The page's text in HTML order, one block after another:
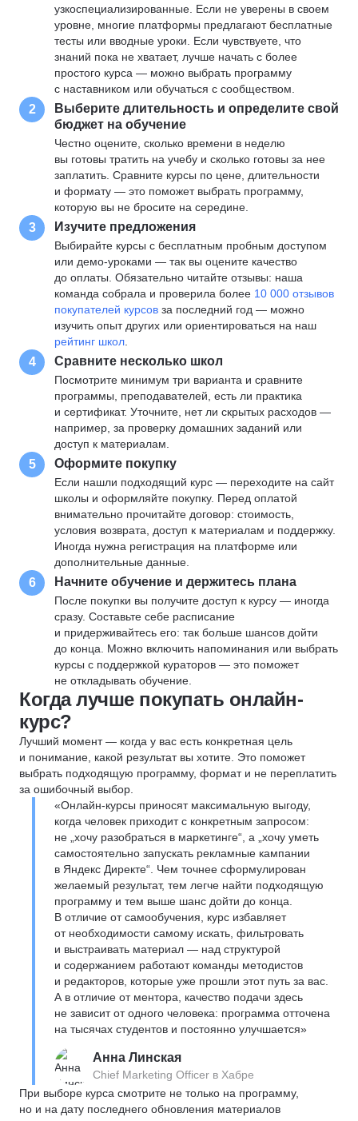
узкоспециализированные. Если не уверены в своем
уровне, многие платформы предлагают бесплатные
тесты или вводные уроки. Если чувствуете, что
знаний пока не хватает, лучше начать с более
простого курса — можно выбрать программу
с наставником или обучаться с сообществом.
2
Выберите длительность и определите свой
бюджет на обучение
Честно оцените, сколько времени в неделю
вы готовы тратить на учебу и сколько готовы за нее
заплатить. Сравните курсы по цене, длительности
и формату — это поможет выбрать программу,
которую вы не бросите на середине.
3 Изучите предложения
Выбирайте курсы с бесплатным пробным доступом
или демо-уроками — так вы оцените качество
до оплаты. Обязательно читайте отзывы: наша
команда собрала и проверила более 10 000 отзывов
покупателей курсов за последний год — можно
изучить опыт других или ориентироваться на наш
рейтинг школ
4 Сравните несколько школ
Посмотрите минимум три варианта и сравните
программы, преподавателей, есть ли практика
и сертификат. Уточните, нет ли скрытых расходов —
например, за проверку домашних заданий или
доступ к материалам.
5 Оформите покупку
Если нашли подходящий курс — переходите на сайт
школы и оформляйте покупку. Перед оплатой
внимательно прочитайте договор: стоимость,
условия возврата, доступ к материалам и поддержку.
Иногда нужна регистрация на платформе или
дополнительные данные.
6 Начните обучение и держитесь плана
После покупки вы получите доступ к курсу — иногда
сразу. Составьте себе расписание
и придерживайтесь его: так больше шансов дойти
до конца. Можно включить напоминания или выбрать
курсы с поддержкой кураторов — это поможет
не откладывать обучение.
Когда лучше покупать онлайн-
курс?
Лучший момент — когда у вас есть конкретная цель
и понимание, какой результат вы хотите. Это поможет
выбрать подходящую программу, формат и не переплатить
за ошибочный выбор.
«Онлайн-курсы приносят максимальную выгоду,
когда человек приходит с конкретным запросом:
не „хочу разобраться в маркетинге“, а „хочу уметь
самостоятельно запускать рекламные кампании
в Яндекс Директе“. Чем точнее сформулирован
желаемый результат, тем легче найти подходящую
программу и тем выше шанс дойти до конца.
В отличие от самообучения, курс избавляет
от необходимости самому искать, фильтровать
и выстраивать материал — над структурой
и содержанием работают команды методистов
и редакторов, которые уже прошли этот путь за вас.
А в отличие от ментора, качество подачи здесь
не зависит от одного человека: программа отточена
на тысячах студентов и постоянно улучшается»
Анна Линская
Chief Marketing Officer в Хабре
При выборе курса смотрите не только на программу,
но и на дату последнего обновления материалов